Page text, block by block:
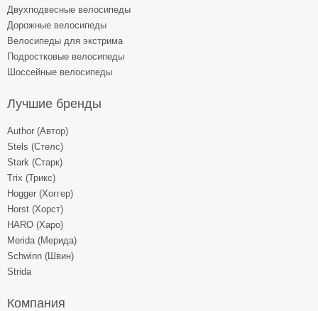
Двухподвесные велосипеды
Дорожные велосипеды
Велосипеды для экстрима
Подростковые велосипеды
Шоссейные велосипеды
Лучшие бренды
Author (Автор)
Stels (Стелс)
Stark (Старк)
Trix (Трикс)
Hogger (Хоггер)
Horst (Хорст)
HARO (Харо)
Merida (Мерида)
Schwinn (Швин)
Strida
Компания